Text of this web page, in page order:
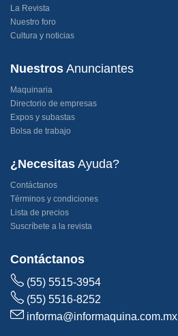
La Revista
Nuestro foro
Cultura y noticias
Nuestros Anunciantes
Maquinaria
Directorio de empresas
Expos y subastas
Bolsa de trabajo
¿Necesitas Ayuda?
Contáctanos
Términos y condiciones
Lista de precios
Suscríbete a la revista
Contáctanos
(55) 5515-3954
(55) 5516-8252
informa@informaquina.com.mx